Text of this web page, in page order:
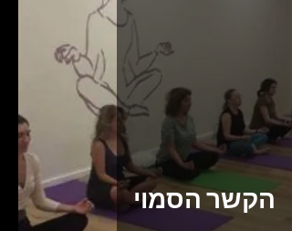
הקשר הסמוי